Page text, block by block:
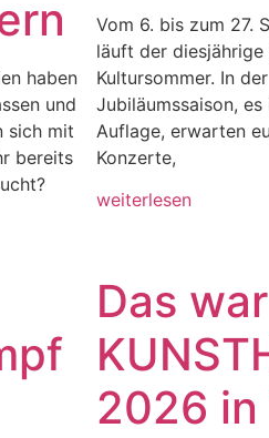
haben
und
sich mit
bereits
Vom 6. bis zum 27.
läuft der diesjährige
Kultursommer. In der
Jubiläumssaison,
Auflage, erwarten
Konzerte,
weiterlesen
Das
2026 in